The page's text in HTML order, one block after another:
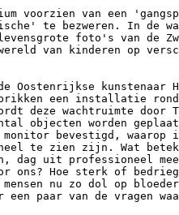
voorzien van een
te bezweren. In de
foto's van de
van kinderen op
Oostenrijkse kunstenaar
een installatie
deze wachtruimte door
objecten worden
bevestigd, waarop
te zien zijn. Wat
dag uit professioneel
ons? Hoe sterk of
mensen nu zo dol op
paar van de vragen